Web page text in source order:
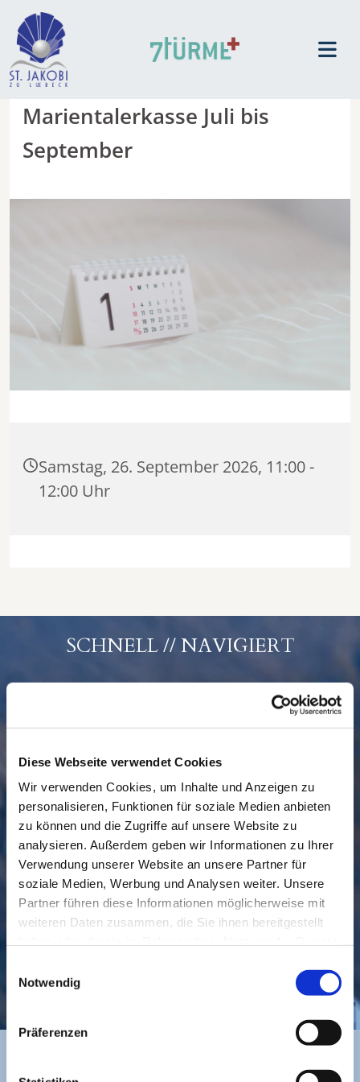
Diese Webseite verwendet Cookies
Wir verwenden Cookies, um Inhalte und Anzeigen zu
personalisieren, Funktionen für soziale Medien anbieten
zu können und die Zugriffe auf unsere Website zu
analysieren. Außerdem geben wir Informationen zu Ihrer
Verwendung unserer Website an unsere Partner für
soziale Medien, Werbung und Analysen weiter. Unsere
Partner führen diese Informationen möglicherweise mit
weiteren Daten zusammen, die Sie ihnen bereitgestellt
Notwendig
Präferenzen
Marientalerkasse Juli bis
September
Samstag, 26. September 2026, 11:00 -
12:00 Uhr
SCHNELL // NAVIGIERT
GEMEINDE BESUCHEN